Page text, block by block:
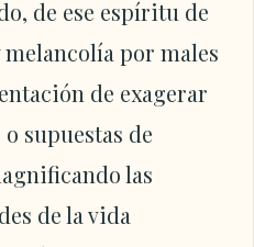
de ese espíritu de
por males
de exagerar
supuestas de
las
de la vida